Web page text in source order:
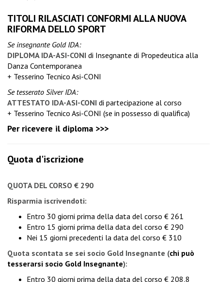
TITOLI RILASCIATI CONFORMI ALLA NUOVA
RIFORMA DELLO SPORT
Se insegnante Gold IDA:
DIPLOMA IDA-ASI-CONI di Insegnante di Propedeutica alla
Danza Contemporanea
+ Tesserino Tecnico Asi-CONI
Se tesserato Silver IDA:
ATTESTATO IDA-ASI-CONI di partecipazione al corso
+ Tesserino Tecnico Asi-CONI (se in possesso di qualifica)
Per ricevere il diploma >>>
Quota d'iscrizione
QUOTA DEL CORSO € 290
Risparmia iscrivendoti:
Entro 30 giorni prima della data del corso € 261
Entro 15 giorni prima della data del corso € 290
Nei 15 giorni precedenti la data del corso € 310
Quota scontata se sei socio Gold Insegnante (chi può
tesserarsi socio Gold Insegnante):
Entro 30 giorni prima della data del corso € 208,8